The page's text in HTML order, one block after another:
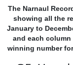
The Narnaul
showing all the
January to
and each
winning number